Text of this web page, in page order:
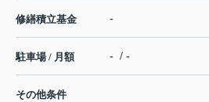
修繕積立基金 -
駐車場 / 月額 - / -
その他条件